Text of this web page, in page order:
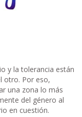
y la tolerancia están
otro. Por eso,
una zona lo más
del género al
en cuestión.